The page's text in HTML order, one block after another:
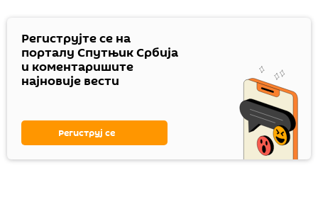
Региструјте се на
порталу Спутњик Србија
и коментаришите
најновије вести
Региструј се